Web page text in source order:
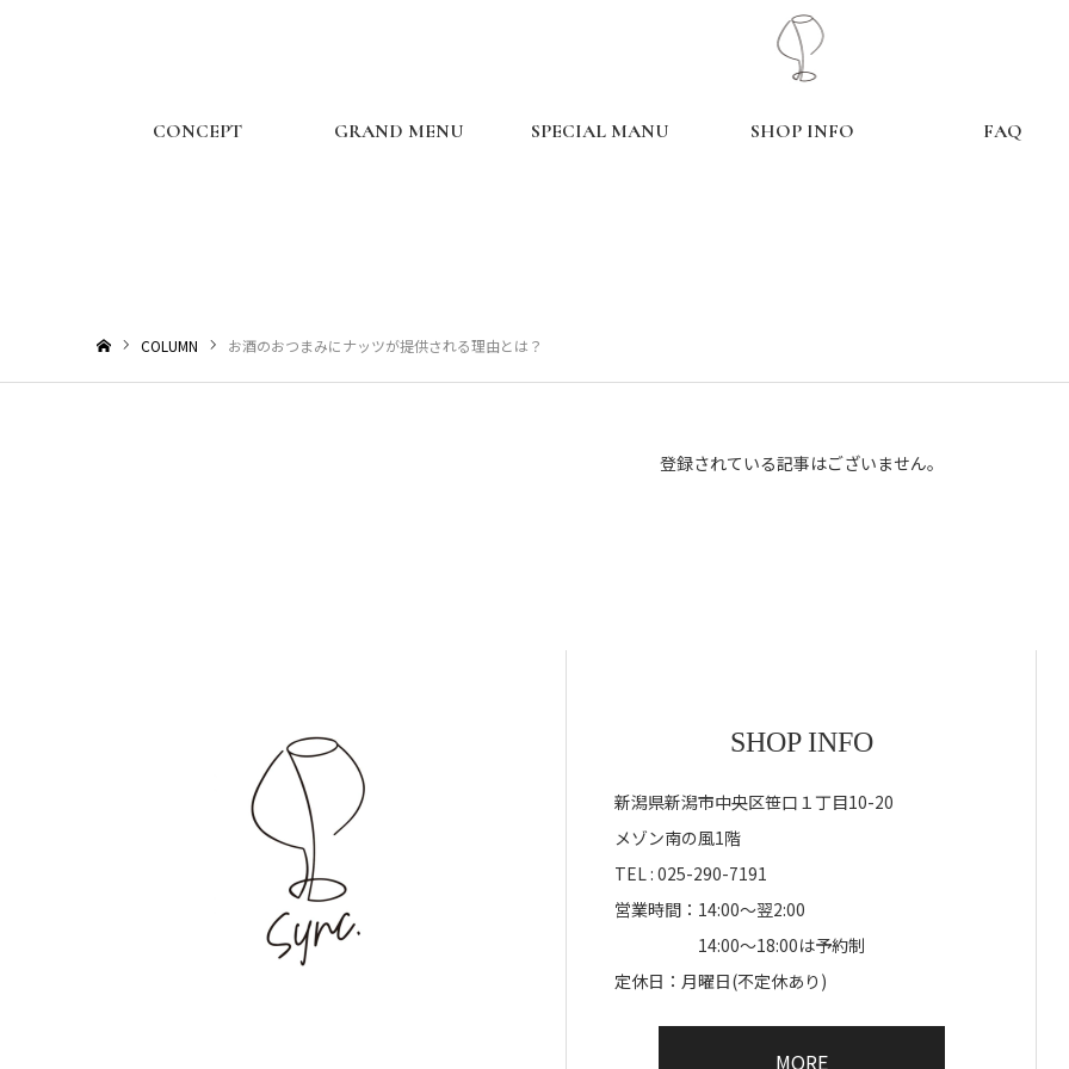
CONCEPT GRAND MENU SPECIAL MANU SHOP INFO FAQ
COLUMN お酒のおつまみにナッツが提供される理由とは？
登録されている記事はございません。
SHOP INFO
新潟県新潟市中央区笹口１丁目10-20
メゾン南の風1階
TEL : 025-290-7191
営業時間：14:00～翌2:00
14:00～18:00は予約制
定休日：月曜日(不定休あり)
MORE